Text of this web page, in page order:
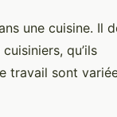
une cuisine. Il
qu’ils
travail sont